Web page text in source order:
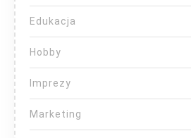
Edukacja
Hobby
Imprezy
Marketing